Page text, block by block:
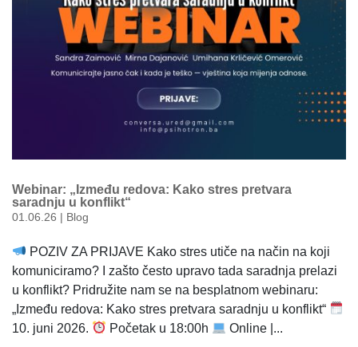
Webinar: „Između redova: Kako stres pretvara
saradnju u konflikt“
01.06.26 | Blog
POZIV ZA PRIJAVE Kako stres utiče na način na koji
komuniciramo? I zašto često upravo tada saradnja prelazi
u konflikt? Pridružite nam se na besplatnom webinaru:
„Između redova: Kako stres pretvara saradnju u konflikt“
10. juni 2026.
Početak u 18:00h Online |...